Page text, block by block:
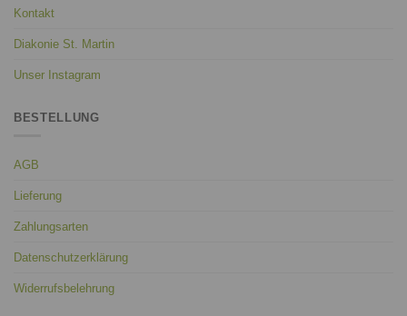
Kontakt
Diakonie St. Martin
Unser Instagram
BESTELLUNG
AGB
Lieferung
Zahlungsarten
Datenschutzerklärung
Widerrufsbelehrung